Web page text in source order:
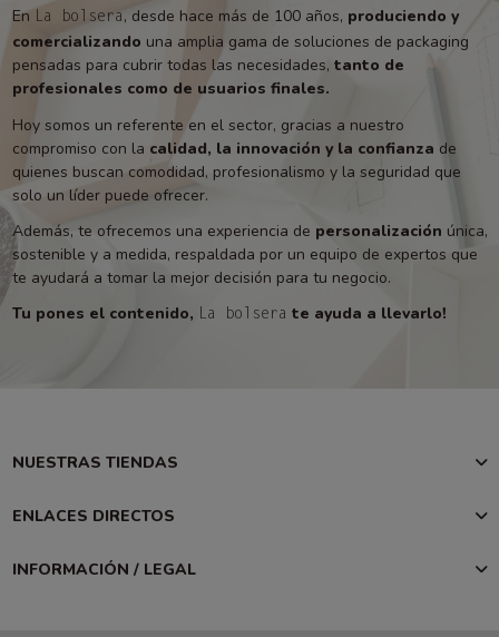
En La bolsera , desde hace más de 100 años, produciendo y
comercializando una amplia gama de soluciones de packaging
pensadas para cubrir todas las necesidades, tanto de
profesionales como de usuarios finales.
Hoy somos un referente en el sector, gracias a nuestro
compromiso con la calidad, la innovación y la confianza de
quienes buscan comodidad, profesionalismo y la seguridad que
solo un líder puede ofrecer.
Además, te ofrecemos una experiencia de personalización única,
sostenible y a medida, respaldada por un equipo de expertos que
te ayudará a tomar la mejor decisión para tu negocio.
Tu pones el contenido, La bolsera te ayuda a llevarlo!
NUESTRAS TIENDAS
ENLACES DIRECTOS
INFORMACIÓN / LEGAL